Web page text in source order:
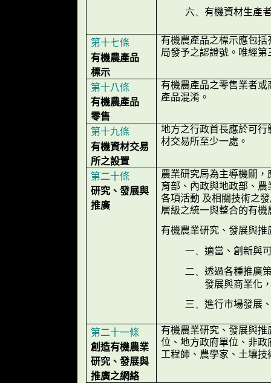
六、 有機資材生產
第十七條
有機農產品
標示
有機農產品之標示應包
局發予之認證號。唯經
第十八條
有機農產品
零售
有機農產品之零售業者
產品混淆。
第十九條
有機資材交易
所之設置
地方之行政首長應於可
材交易所至少一處。
第二十條
研究、發展與
推廣
農業研究局為主導機關
育部、內政與地政部、
各項活動 及相關技術之
層級之統一與整合的有
有機農業研究、發展與
一、 適當、創新與
二、 透過各種推廣
發展與商業化
三、 進行市場發展
第二十一條
創造有機農業
研究、發展與
推廣之網絡
有機農業研究、發展與
位、地方政府單位、非
工程師、農學家、土壤